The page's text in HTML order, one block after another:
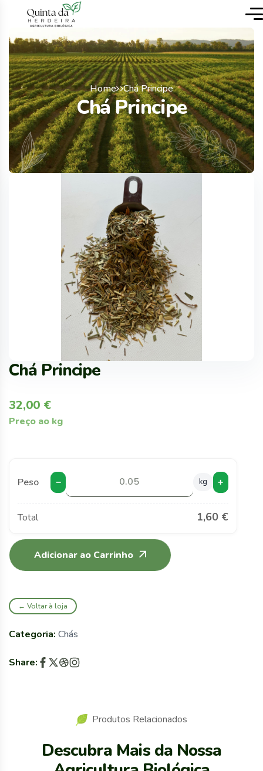
Home Chá Principe
Chá Principe
Chá Principe
32,00 €
Preço ao kg
Peso − kg +
Total 1,60 €
Adicionar ao Carrinho
← Voltar à loja
Categoria: Chás
Share:
Produtos Relacionados
Descubra Mais da Nossa